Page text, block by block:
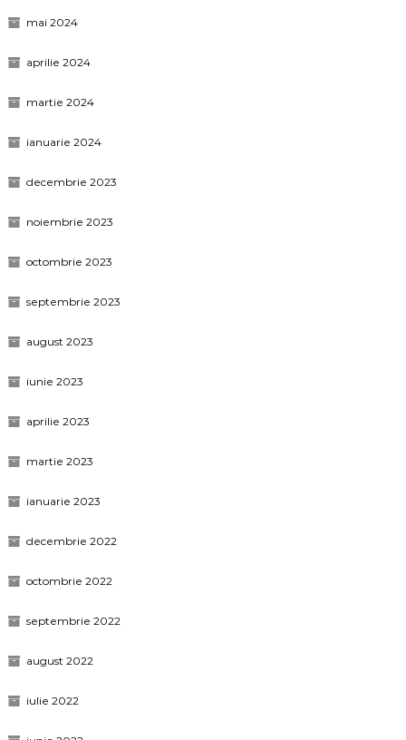
mai 2024
aprilie 2024
martie 2024
ianuarie 2024
decembrie 2023
noiembrie 2023
octombrie 2023
septembrie 2023
august 2023
iunie 2023
aprilie 2023
martie 2023
ianuarie 2023
decembrie 2022
octombrie 2022
septembrie 2022
august 2022
iulie 2022